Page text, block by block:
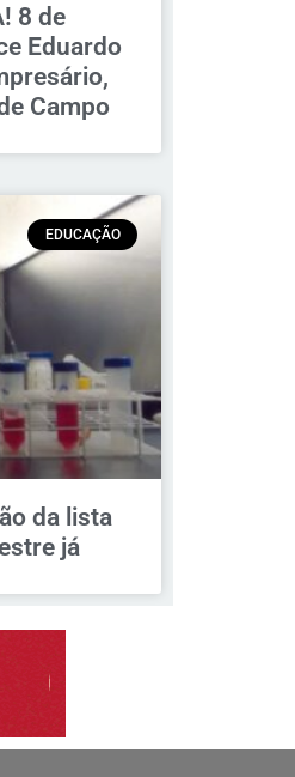
8 de
Eduardo
Campo
EDUCAÇÃO
da lista
já